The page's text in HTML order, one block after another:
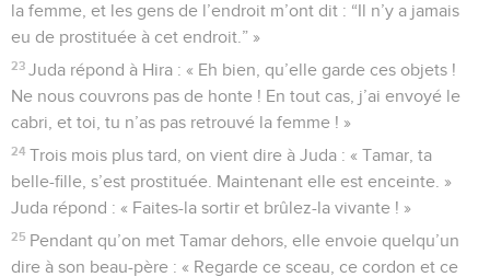
la femme, et les gens de l’endroit m’ont dit : “Il n’y a jamais
eu de prostituée à cet endroit.” »
23 Juda répond à Hira : « Eh bien, qu’elle garde ces objets !
Ne nous couvrons pas de honte ! En tout cas, j’ai envoyé le
cabri, et toi, tu n’as pas retrouvé la femme ! »
24 Trois mois plus tard, on vient dire à Juda : « Tamar, ta
belle-fille, s’est prostituée. Maintenant elle est enceinte. »
Juda répond : « Faites-la sortir et brûlez-la vivante ! »
25 Pendant qu’on met Tamar dehors, elle envoie quelqu’un
dire à son beau-père : « Regarde ce sceau, ce cordon et ce